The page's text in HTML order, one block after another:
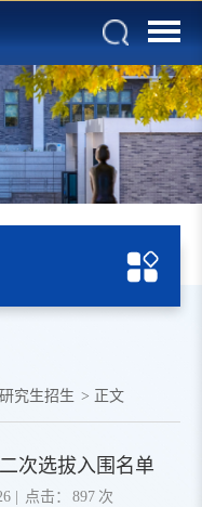
究生招生 > 正文
次选拔入围名单
点击： 897 次